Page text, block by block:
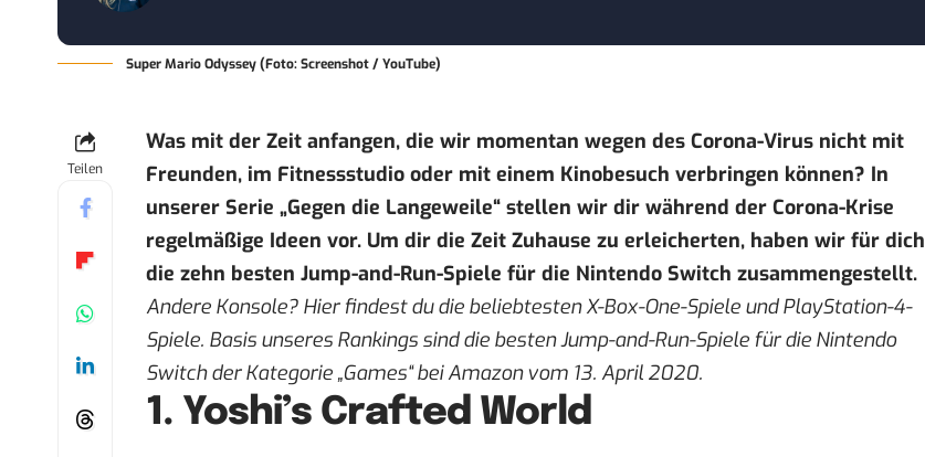
Super Mario Odyssey (Foto: Screenshot / YouTube)
Teilen
Was mit der Zeit anfangen, die wir momentan wegen des Corona-Virus nicht mit
Freunden, im Fitnessstudio oder mit einem Kinobesuch verbringen können? In
unserer Serie „Gegen die Langeweile“ stellen wir dir während der Corona-Krise
regelmäßige Ideen vor. Um dir die Zeit Zuhause zu erleicherten, haben wir für dich
die zehn besten Jump-and-Run-Spiele für die Nintendo Switch zusammengestellt.
Andere Konsole? Hier findest du die beliebtestenX-Box-One-Spiele undPlayStation-4-
Spiele. Basis unseres Rankings sind die besten Jump-and-Run-Spiele für die Nintendo
Switch der Kategorie „Games“ bei Amazon vom 13. April 2020.
1. Yoshi’s Crafted World